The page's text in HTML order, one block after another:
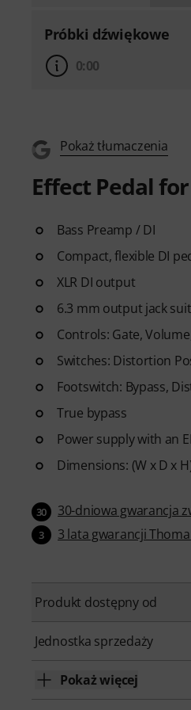
Próbki dźwiękowe
0:00
Pokaż tłumaczenia
Effect Pedal
Bass Preamp / DI
Compact, flexible DI
XLR DI output
6.3 mm output jack
Controls: Gate,
Switches: Distortion
Footswitch: Bypass,
True bypass
Power supply with an
Dimensions: (W x D x
30 30-dniowa gwarancja
3 3 lata gwarancji
Produkt dostępny od
Jednostka sprzedaży
Pokaż więcej